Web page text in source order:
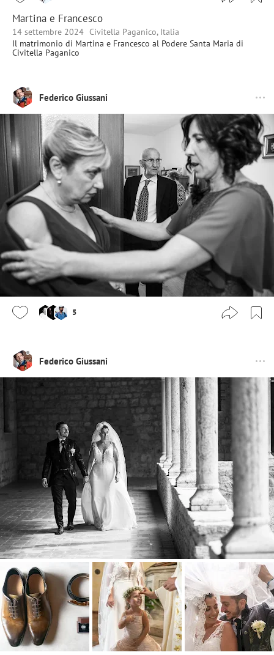
Martina e Francesco
14 settembre 2024 Civitella Paganico, Italia
Il matrimonio di Martina e Francesco al Podere Santa Maria di
Civitella Paganico
Federico Giussani
5
Federico Giussani